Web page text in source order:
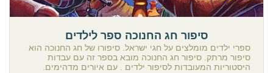
סיפור חג החנוכה ספר לילדים
ספרי ילדים מומלצים על חגי ישראל. סיפורו של חג החנוכה הוא
סיפור מרתק. סיפור חג החנוכה מובא בספר זה עם עבדות
היסטוריות המעובדות לסיפור ילדים . עם איורים מדהימים.